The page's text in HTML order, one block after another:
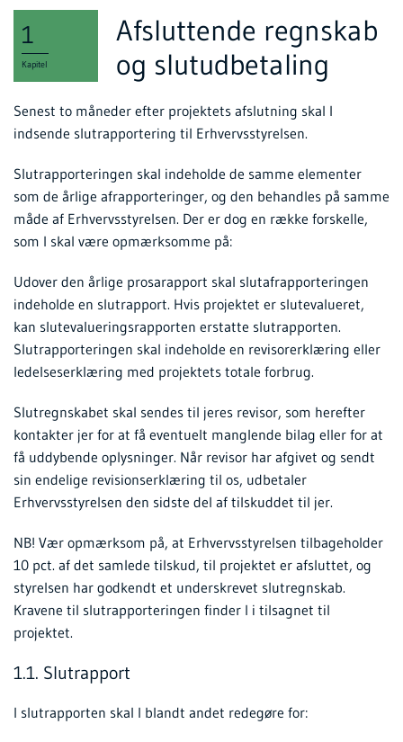
Kapitel
1
Afsluttende regnskab
og slutudbetaling
Senest to måneder efter projektets afslutning skal I
indsende slutrapportering til Erhvervsstyrelsen.
Slutrapporteringen skal indeholde de samme elementer
som de årlige afrapporteringer, og den behandles på samme
måde af Erhvervsstyrelsen. Der er dog en række forskelle,
som I skal være opmærksomme på:
Udover den årlige prosarapport skal slutafrapporteringen
indeholde en slutrapport. Hvis projektet er slutevalueret,
kan slutevalueringsrapporten erstatte slutrapporten.
Slutrapporteringen skal indeholde en revisorerklæring eller
ledelseserklæring med projektets totale forbrug.
Slutregnskabet skal sendes til jeres revisor, som herefter
kontakter jer for at få eventuelt manglende bilag eller for at
få uddybende oplysninger. Når revisor har afgivet og sendt
sin endelige revisionserklæring til os, udbetaler
Erhvervsstyrelsen den sidste del af tilskuddet til jer.
NB! Vær opmærksom på, at Erhvervsstyrelsen tilbageholder
10 pct. af det samlede tilskud, til projektet er afsluttet, og
styrelsen har godkendt et underskrevet slutregnskab.
Kravene til slutrapporteringen finder I i tilsagnet til
projektet.
1.1. Slutrapport
I slutrapporten skal I blandt andet redegøre for: